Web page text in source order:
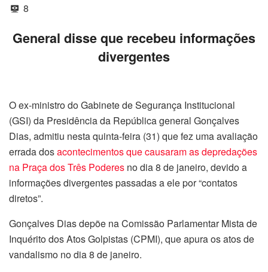
8
General disse que recebeu informações
divergentes
O ex-ministro do Gabinete de Segurança Institucional
(GSI) da Presidência da República general Gonçalves
Dias, admitiu nesta quinta-feira (31) que fez uma avaliação
errada dosacontecimentos que causaram as depredações
na Praça dos Três Poderes no dia 8 de janeiro, devido a
informações divergentes passadas a ele por “contatos
diretos”.
Gonçalves Dias depõe na Comissão Parlamentar Mista de
Inquérito dos Atos Golpistas (CPMI), que apura os atos de
vandalismo no dia 8 de janeiro.